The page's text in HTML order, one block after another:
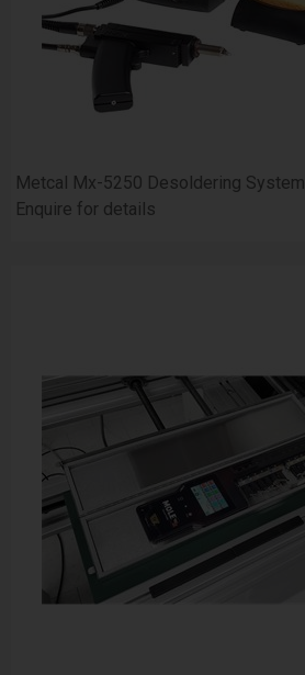
Metcal Mx-5250 Desoldering System
Enquire for details